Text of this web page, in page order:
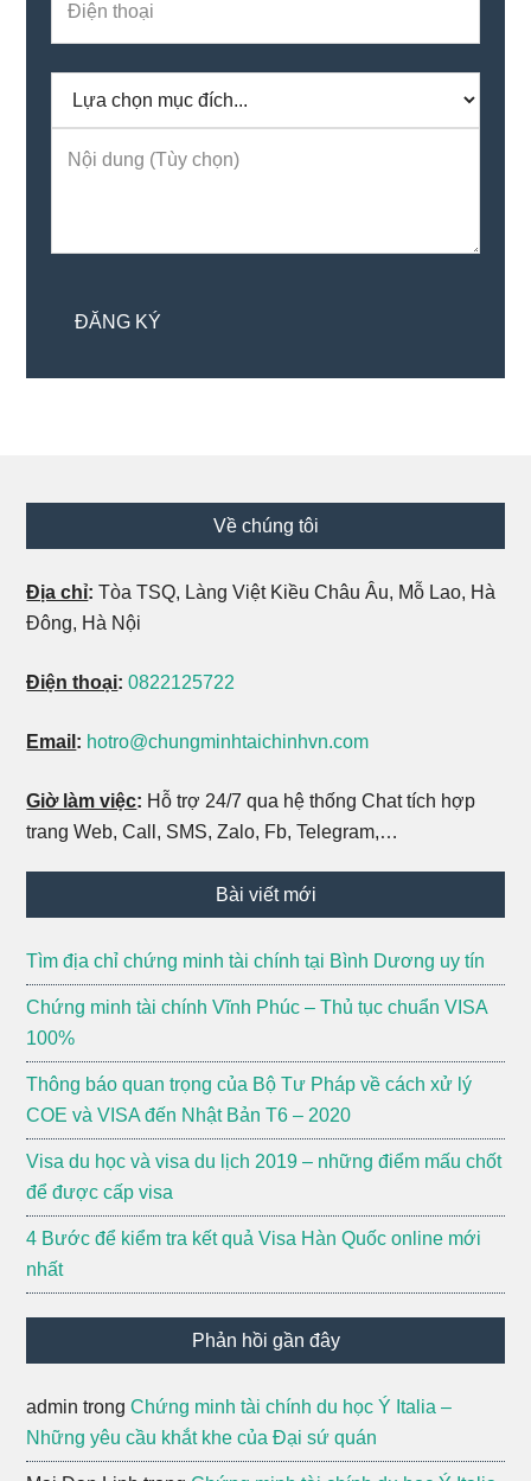
Về chúng tôi
Địa chỉ: Tòa TSQ, Làng Việt Kiều Châu Âu, Mỗ Lao, Hà
Đông, Hà Nội
Điện thoại: 0822125722
Email : hotro@chungminhtaichinhvn.com
Giờ làm việc: Hỗ trợ 24/7 qua hệ thống Chat tích hợp
trang Web, Call, SMS, Zalo, Fb, Telegram,…
Bài viết mới
Tìm địa chỉ chứng minh tài chính tại Bình Dương uy tín
Chứng minh tài chính Vĩnh Phúc – Thủ tục chuẩn VISA
100%
Thông báo quan trọng của Bộ Tư Pháp về cách xử lý
COE và VISA đến Nhật Bản T6 – 2020
Visa du học và visa du lịch 2019 – những điểm mấu chốt
để được cấp visa
4 Bước để kiểm tra kết quả Visa Hàn Quốc online mới
nhất
Phản hồi gần đây
admin trongChứng minh tài chính du học Ý Italia –
Những yêu cầu khắt khe của Đại sứ quán